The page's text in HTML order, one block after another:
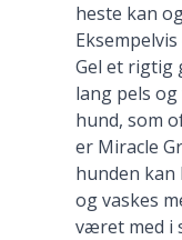
heste kan
Gel et rigtig
lang pels
hund, som
er Miracle
hunden kan
og vaskes
været med i